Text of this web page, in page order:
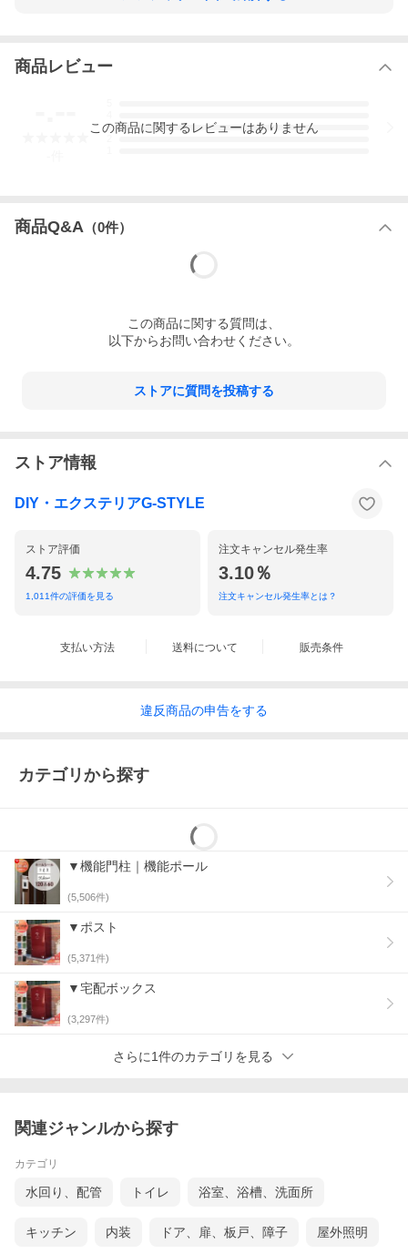
商品レビュー
3
この商品に関するレビューはありません
商品Q&A （0件）
この商品に関する質問は、
以下からお問い合わせください。
ストアに質問を投稿する
ストア情報
DIY・エクステリアG-STYLE
ストア評価
4.75
1,011件の評価を見る
注文キャンセル発生率
3.10％
注文キャンセル発生率とは？
支払い方法 送料について 販売条件
違反商品の申告をする
カテゴリから探す
▼機能門柱｜機能ポール
(5,506件)
▼ポスト
(5,371件)
▼宅配ボックス
(3,297件)
さらに1件のカテゴリを見る
関連ジャンルから探す
カテゴリ
水回り、配管 トイレ 浴室、浴槽、洗面所
キッチン 内装 ドア、扉、板戸、障子 屋外照明